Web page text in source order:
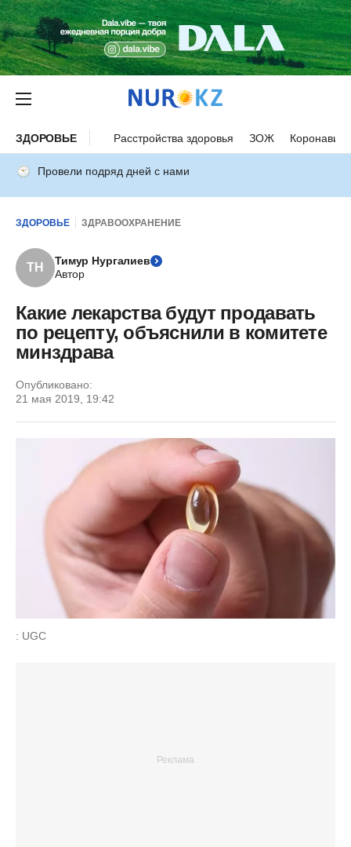
ЗДОРОВЬЕ Расстройства здоровья ЗОЖ
Провели подряд дней с нами
ЗДОРОВЬЕ ЗДРАВООХРАНЕНИЕ
ТН
Тимур Нургалиев
Автор
Какие лекарства будут продавать
по рецепту, объяснили в комитете
минздрава
Опубликовано:
21 мая 2019, 19:42
: UGC